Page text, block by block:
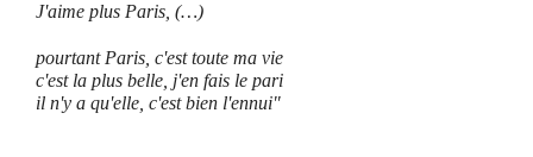
J'aime plus Paris, (…)
pourtant Paris, c'est toute ma vie
c'est la plus belle, j'en fais le pari
il n'y a qu'elle, c'est bien l'ennui"